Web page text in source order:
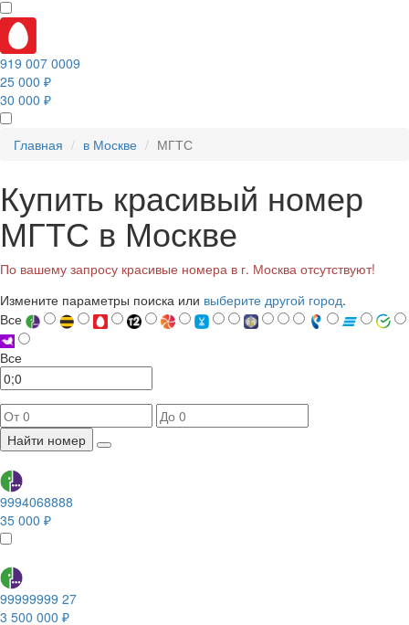
919 007 0009
25 000 ₽
30 000 ₽
Главная в Москве МГТС
Купить красивый номер
МГТС в Москве
По вашему запросу красивые номера в г. Москва отсутствуют!
Измените параметры поиска или выберите другой город.
Все
Все
Найти номер
9994068888
35 000 ₽
99999999 27
3 500 000 ₽